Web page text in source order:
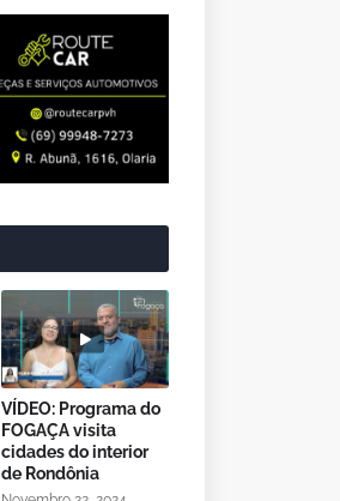
VÍDEO: Programa do
FOGAÇA visita
cidades do interior
de Rondônia